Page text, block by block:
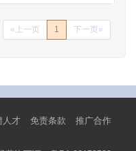
«上一页 1 下一页»
人才 免责条款
推广合作